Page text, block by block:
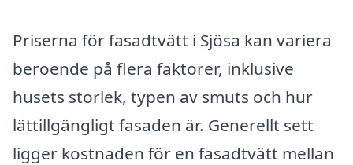
Priserna för fasadtvätt i Sjösa kan variera
beroende på flera faktorer, inklusive
husets storlek, typen av smuts och hur
lättillgängligt fasaden är. Generellt sett
ligger kostnaden för en fasadtvätt mellan